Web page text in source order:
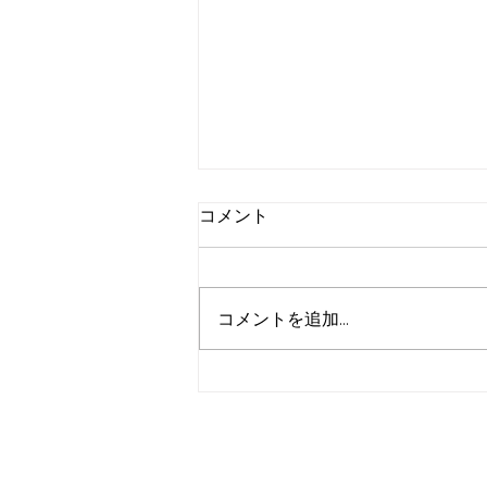
刃物まつり！SALE
コメント
コメントを追加…